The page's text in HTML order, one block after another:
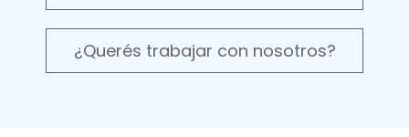
¿Querés trabajar con nosotros?